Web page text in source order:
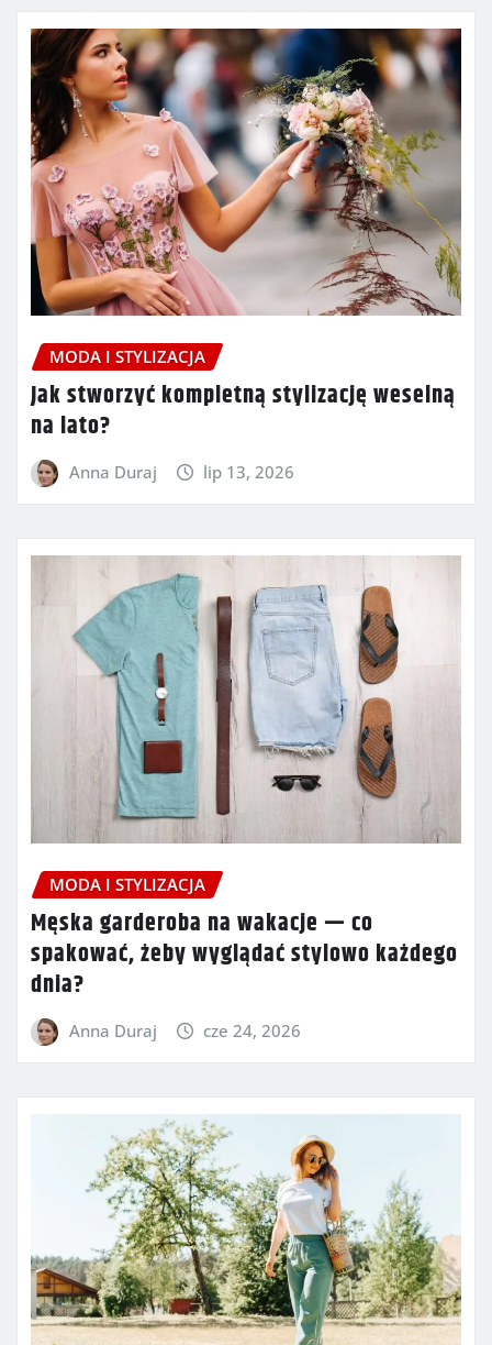
MODA I STYLIZACJA
Jak stworzyć kompletną stylizację weselną
na lato?
Anna Duraj lip 13, 2026
MODA I STYLIZACJA
Męska garderoba na wakacje — co
spakować, żeby wyglądać stylowo każdego
dnia?
Anna Duraj cze 24, 2026